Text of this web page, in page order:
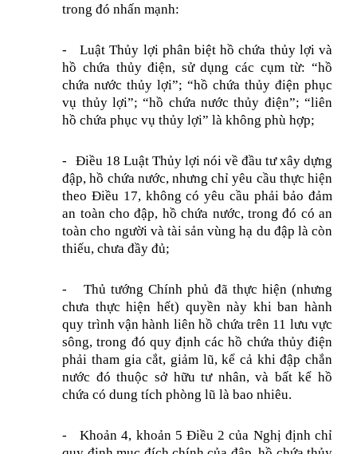
trong đó nhấn mạnh:
-
Luật Thủy lợi phân biệt hồ chứa thủy lợi và
hồ chứa thủy điện, sử dụng các cụm từ: “hồ
chứa nước thủy lợi”; “hồ chứa thủy điện phục
vụ thủy lợi”; “hồ chứa nước thủy điện”; “liên
hồ chứa phục vụ thủy lợi” là không phù hợp;
-
Điều 18 Luật Thủy lợi nói về đầu tư xây dựng
đập, hồ chứa nước, nhưng chỉ yêu cầu thực hiện
theo Điều 17, không có yêu cầu phải bảo đảm
an toàn cho đập, hồ chứa nước, trong đó có an
toàn cho người và tài sản vùng hạ du đập là còn
thiếu, chưa đầy đủ;
-
Thủ tướng Chính phủ đã thực hiện (nhưng
chưa thực hiện hết) quyền này khi ban hành
quy trình vận hành liên hồ chứa trên 11 lưu vực
sông, trong đó quy định các hồ chứa thủy điện
phải tham gia cắt, giảm lũ, kể cả khi đập chắn
nước đó thuộc sở hữu tư nhân, và bất kể hồ
chứa có dung tích phòng lũ là bao nhiêu.
-
Khoản 4, khoản 5 Điều 2 của Nghị định chỉ